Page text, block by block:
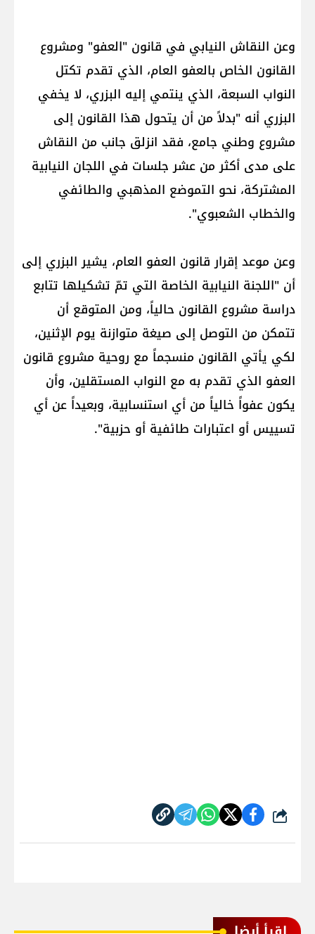
وعن النقاش النيابي في قانون "العفو" ومشروع
القانون الخاص بالعفو العام، الذي تقدم تكتل
النواب السبعة، الذي ينتمي إليه البزري، لا يخفي
البزري أنه "بدلاً من أن يتحول هذا القانون إلى
مشروع وطني جامع، فقد انزلق جانب من النقاش
على مدى أكثر من عشر جلسات في اللجان النيابية
المشتركة، نحو التموضع المذهبي والطائفي
والخطاب الشعبوي".
وعن موعد إقرار قانون العفو العام، يشير البزري إلى
أن "اللجنة النيابية الخاصة التي تمّ تشكيلها تتابع
دراسة مشروع القانون حالياً، ومن المتوقع أن
تتمكن من التوصل إلى صيغة متوازنة يوم الإثنين،
لكي يأتي القانون منسجماً مع روحية مشروع قانون
العفو الذي تقدم به مع النواب المستقلين، وأن
يكون عفواً خالياً من أي استنسابية، وبعيداً عن أي
تسييس أو اعتبارات طائفية أو حزبية".
شارك